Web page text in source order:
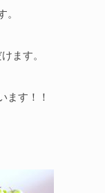
ます。
ます！！